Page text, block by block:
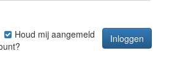
Houd mij aangemeld